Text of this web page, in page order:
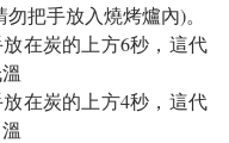
在炭的上方6秒，這代
在炭的上方4秒，這代